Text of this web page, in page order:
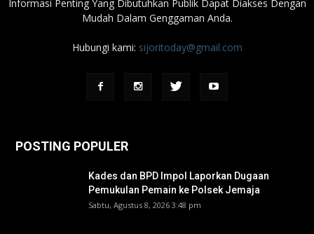
Informasi Penting Yang Dibutuhkan Publik Dapat Diakses Dengan
Mudah Dalam Genggaman Anda.
Hubungi kami: sijoritoday@gmail.com
POSTING POPULER
Kades dan BPD Impol Laporkan Dugaan
Pemukulan Pemain ke Polsek Jemaja
Sabtu, Agustus 8, 2026 3:48 pm